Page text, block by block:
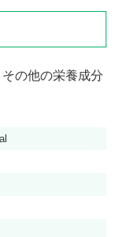
の他の栄養成分